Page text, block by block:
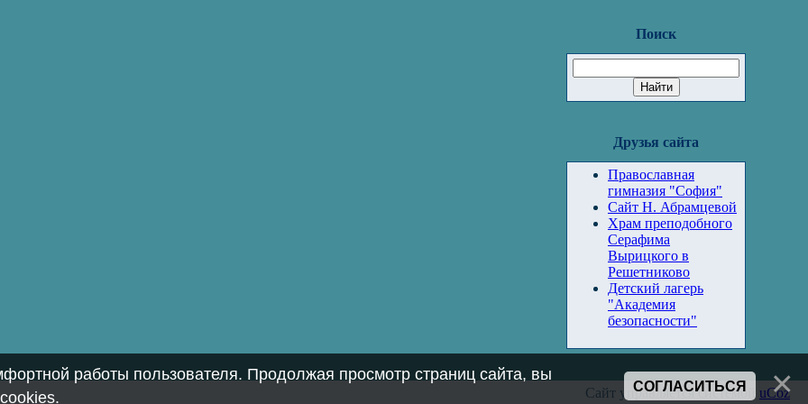
Поиск
Друзья сайта
Православная
гимназия "София"
Сайт Н. Абрамцевой
Храм преподобного
Серафима
Вырицкого в
Решетниково
Детский лагерь
"Академия
безопасности"
Сайт управляется системой uCoz
работы пользователя. Продолжая просмотр страниц сайта, вы
.
СОГЛАСИТЬСЯ